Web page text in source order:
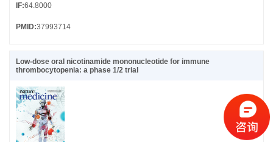
IF:64.8000
PMID:37993714
Low-dose oral nicotinamide mononucleotide for immune
thrombocytopenia: a phase 1/2 trial